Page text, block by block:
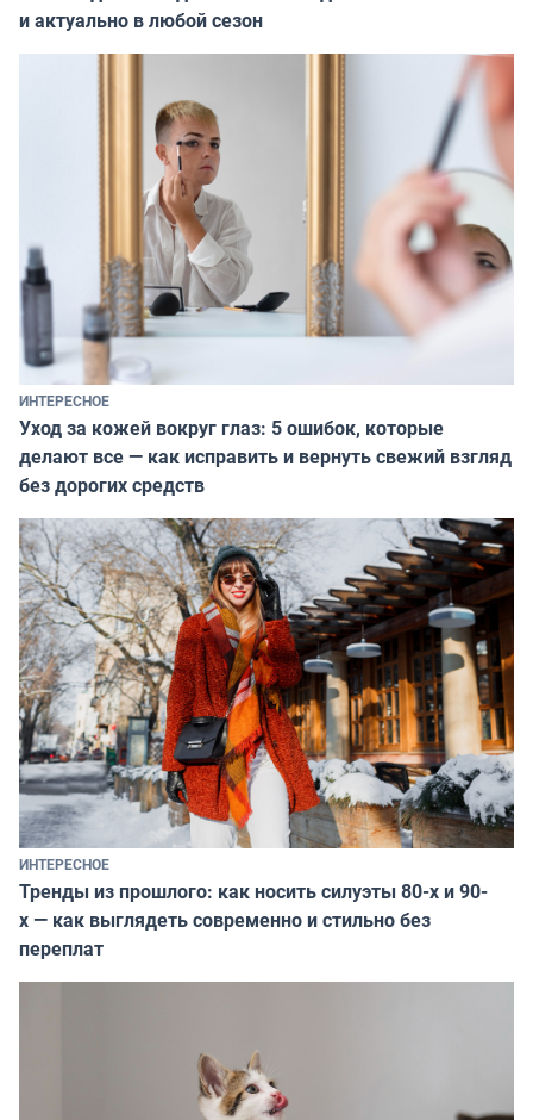
и актуально в любой сезон
ИНТЕРЕСНОЕ
Уход за кожей вокруг глаз: 5 ошибок, которые
делают все — как исправить и вернуть свежий взгляд
без дорогих средств
ИНТЕРЕСНОЕ
Тренды из прошлого: как носить силуэты 80-х и 90-
х — как выглядеть современно и стильно без
переплат